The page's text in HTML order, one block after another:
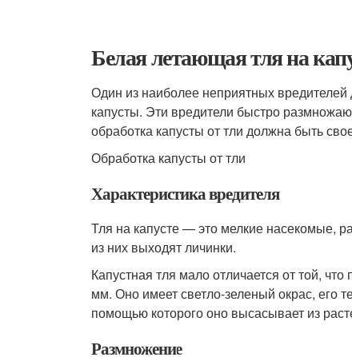
Белая летающая тля на
Один из наиболее неприятных
капусты. Эти вредители быстро
обработка капусты от тли должна быть
Обработка капусты от тли
Характеристика вредителя
Тля на капусте — это мелкие насекомые,
из них выходят личинки.
Капустная тля мало отличается от той,
мм. Оно имеет светло-зеленый окрас, его
помощью которого оно высасывает из
Размножение